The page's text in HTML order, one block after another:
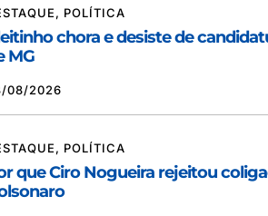
, POLÍTICA
chora e desiste de
MG
08/2026
, POLÍTICA
que Ciro Nogueira rejeitou